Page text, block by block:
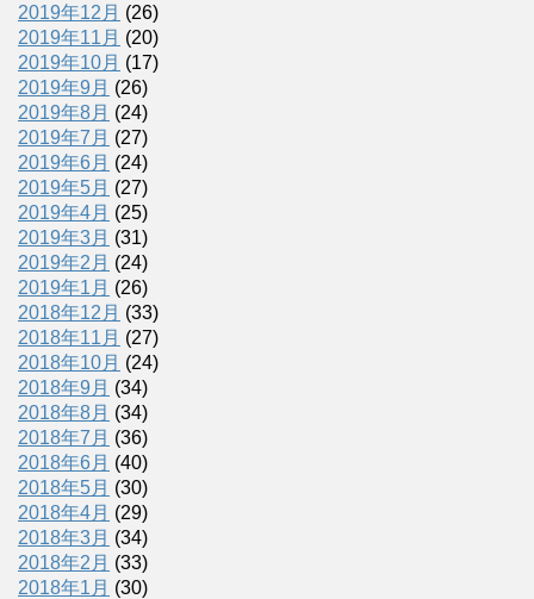
2019年12月 (26)
2019年11月 (20)
2019年10月 (17)
2019年9月 (26)
2019年8月 (24)
2019年7月 (27)
2019年6月 (24)
2019年5月 (27)
2019年4月 (25)
2019年3月 (31)
2019年2月 (24)
2019年1月 (26)
2018年12月 (33)
2018年11月 (27)
2018年10月 (24)
2018年9月 (34)
2018年8月 (34)
2018年7月 (36)
2018年6月 (40)
2018年5月 (30)
2018年4月 (29)
2018年3月 (34)
2018年2月 (33)
2018年1月 (30)